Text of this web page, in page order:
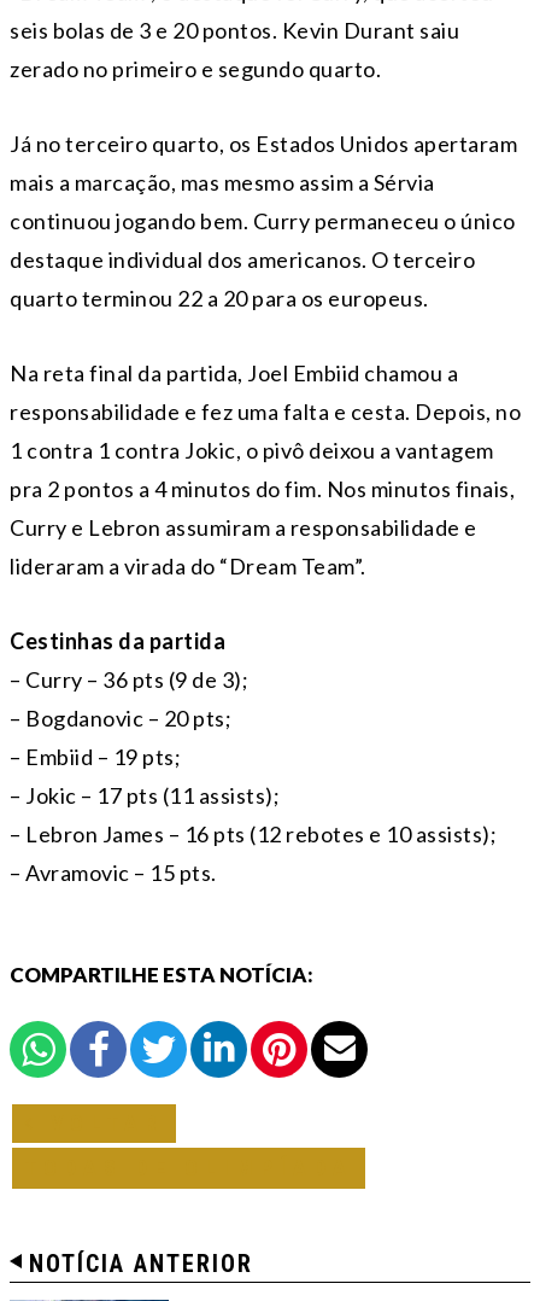
seis bolas de 3 e 20 pontos. Kevin Durant saiu
zerado no primeiro e segundo quarto.
Já no terceiro quarto, os Estados Unidos apertaram
mais a marcação, mas mesmo assim a Sérvia
continuou jogando bem. Curry permaneceu o único
destaque individual dos americanos. O terceiro
quarto terminou 22 a 20 para os europeus.
Na reta final da partida, Joel Embiid chamou a
responsabilidade e fez uma falta e cesta. Depois, no
1 contra 1 contra Jokic, o pivô deixou a vantagem
pra 2 pontos a 4 minutos do fim. Nos minutos finais,
Curry e Lebron assumiram a responsabilidade e
lideraram a virada do “Dream Team”.
Cestinhas da partida
– Curry – 36 pts (9 de 3);
– Bogdanovic – 20 pts;
– Embiid – 19 pts;
– Jokic – 17 pts (11 assists);
– Lebron James – 16 pts (12 rebotes e 10 assists);
– Avramovic – 15 pts.
COMPARTILHE ESTA NOTÍCIA:
NOTÍCIA ANTERIOR